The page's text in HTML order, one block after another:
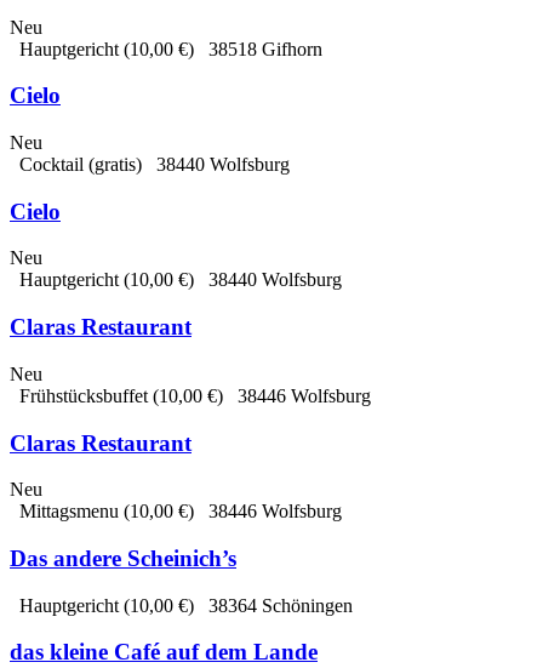
Neu
Hauptgericht (10,00 €) 38518 Gifhorn
Cielo
Neu
Cocktail (gratis) 38440 Wolfsburg
Cielo
Neu
Hauptgericht(10,00 €) 38440 Wolfsburg
Claras Restaurant
Neu
Frühstücksbuffet (10,00 €) 38446 Wolfsburg
Claras Restaurant
Neu
Mittagsmenu (10,00 €) 38446 Wolfsburg
Das andere Scheinich’s
Hauptgericht (10,00 €) 38364 Schöningen
das kleine Café auf dem Lande